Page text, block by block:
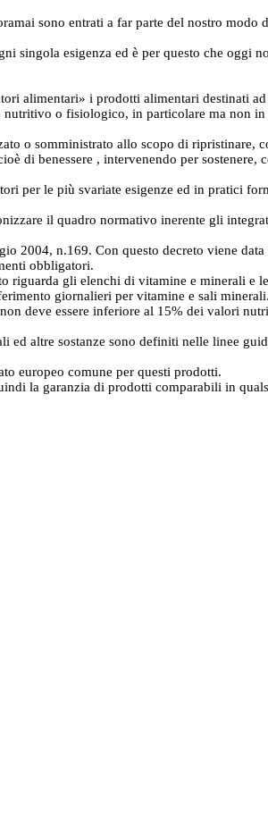
sono entrati a far parte del nostro modo
singola esigenza ed è per questo che oggi
alimentari» i prodotti alimentari destinati
o fisiologico, in particolare ma non
o somministrato allo scopo di ripristinare,
di benessere , intervenendo per sostenere,
per le più svariate esigenze ed in pratici
il quadro normativo inerente gli
2004, n.169. Con questo decreto viene
obbligatori.
gli elenchi di vitamine e minerali e
giornalieri per vitamine e sali
deve essere inferiore al 15% dei valori
altre sostanze sono definiti nelle linee
europeo comune per questi prodotti.
la garanzia di prodotti comparabili in